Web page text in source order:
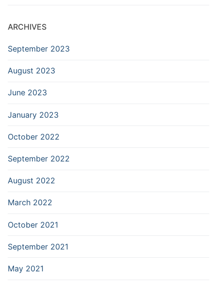
ARCHIVES
September 2023
August 2023
June 2023
January 2023
October 2022
September 2022
August 2022
March 2022
October 2021
September 2021
May 2021